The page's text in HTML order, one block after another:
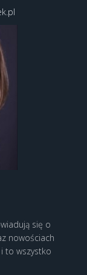
się o
nowościach
to wszystko